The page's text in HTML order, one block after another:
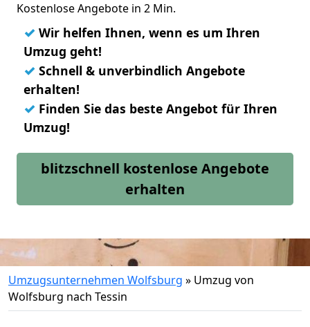
Kostenlose Angebote in 2 Min.
✓ Wir helfen Ihnen, wenn es um Ihren
Umzug geht!
✓ Schnell & unverbindlich Angebote
erhalten!
✓ Finden Sie das beste Angebot für Ihren
Umzug!
blitzschnell kostenlose Angebote
erhalten
Umzugsunternehmen Wolfsburg » Umzug von
Wolfsburg nach Tessin